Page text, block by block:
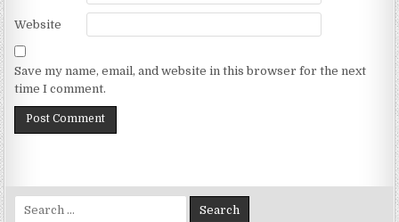
Website
Save my name, email, and website in this browser for the next
time I comment.
Search for: